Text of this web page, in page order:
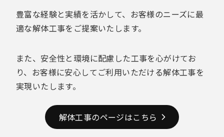
豊富な経験と実績を活かして、お客様のニーズに最
適な解体工事をご提案いたします。
また、安全性と環境に配慮した工事を心がけてお
り、お客様に安心してご利用いただける解体工事を
実現いたします。
解体工事のページはこちら